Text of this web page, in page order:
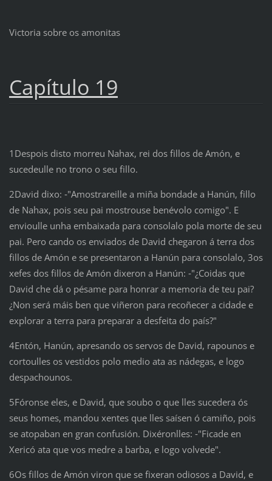
Victoria sobre os amonitas
Capítulo 19
1Despois disto morreu Nahax, rei dos fillos de Amón, e
sucedeulle no trono o seu fillo.
2David dixo: ‑"Amostrareille a miña bondade a Hanún, fillo
de Nahax, pois seu pai mostrouse benévolo comigo". E
envioulle unha embaixada para consolalo pola morte de seu
pai. Pero cando os enviados de David chegaron á terra dos
fillos de Amón e se presentaron a Hanún para consolalo, 3os
xefes dos fillos de Amón dixeron a Hanún: ‑"¿Coidas que
David che dá o pésame para honrar a memoria de teu pai?
¿Non será máis ben que viñeron para recoñecer a cidade e
explorar a terra para preparar a desfeita do país?"
4Entón, Hanún, apresando os servos de David, rapounos e
cortoulles os vestidos polo medio ata as nádegas, e logo
despachounos.
5Fóronse eles, e David, que soubo o que lles sucedera ós
seus homes, mandou xentes que lles saísen ó camiño, pois
se atopaban en gran confusión. Dixéronlles: ‑"Ficade en
Xericó ata que vos medre a barba, e logo volvede".
6Os fillos de Amón viron que se fixeran odiosos a David, e